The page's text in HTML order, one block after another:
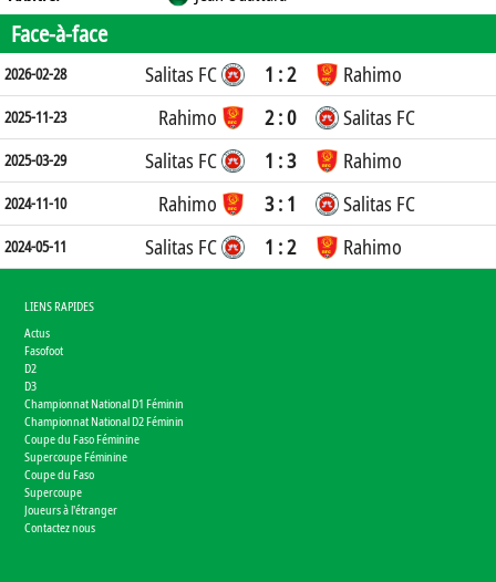
Face-à-face
2026-02-28 Salitas FC 1 : 2 Rahimo
2025-11-23 Rahimo 2 : 0 Salitas FC
2025-03-29 Salitas FC 1 : 3 Rahimo
2024-11-10 Rahimo 3 : 1 Salitas FC
2024-05-11 Salitas FC 1 : 2 Rahimo
LIENS RAPIDES
Actus
Fasofoot
D2
D3
Championnat National D1 Féminin
Championnat National D2 Féminin
Coupe du Faso Féminine
Supercoupe Féminine
Coupe du Faso
Supercoupe
Joueurs à l'étranger
Contactez nous